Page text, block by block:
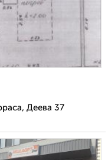
Деева 37